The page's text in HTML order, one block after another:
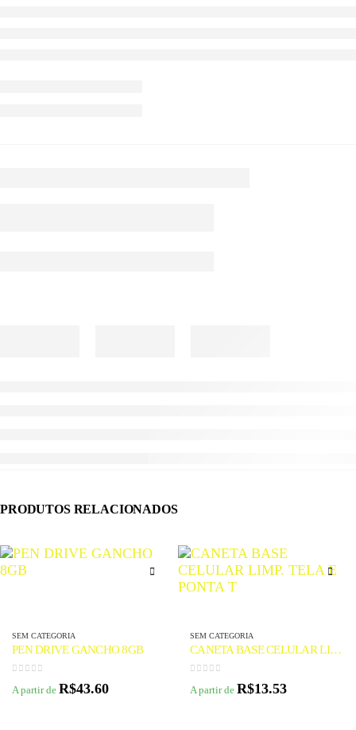
PRODUTOS RELACIONADOS
SEM CATEGORIA
PEN DRIVE GANCHO 8GB
A partir de R$43.60
SEM CATEGORIA
CANETA BASE CELULAR LIMP. TELA E PONTA T
A partir de R$13.53